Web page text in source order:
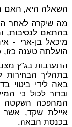
השאלה היא, האם
מה שיקרה לאחר
בהתאם לנסיבות,
מיכאל בן-ארי -
הועלתה טענה כזו,
התערבות בג"ץ
בתהליך הבחירות
באה לידי ביטוי
וברור לכול כי
המהפכה השקטה
איילת שקד,
בכנסת הבאה.